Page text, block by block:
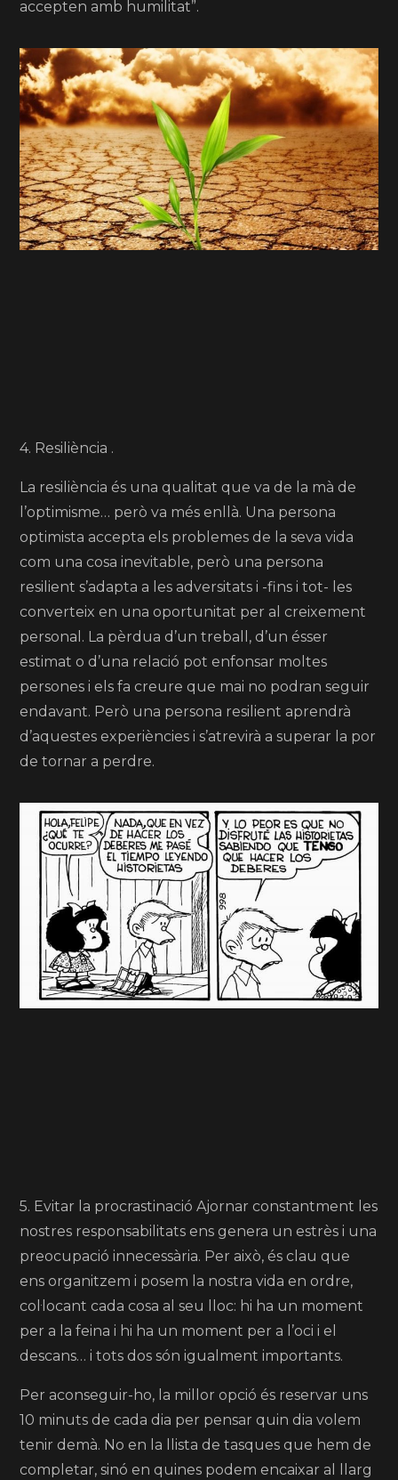
accepten amb humilitat”.
4. Resiliència .
La resiliència és una qualitat que va de la mà de
l’optimisme… però va més enllà. Una persona
optimista accepta els problemes de la seva vida
com una cosa inevitable, però una persona
resilient s’adapta a les adversitats i -fins i tot- les
converteix en una oportunitat per al creixement
personal. La pèrdua d’un treball, d’un ésser
estimat o d’una relació pot enfonsar moltes
persones i els fa creure que mai no podran seguir
endavant. Però una persona resilient aprendrà
d’aquestes experiències i s’atrevirà a superar la por
de tornar a perdre.
5. Evitar la procrastinació Ajornar constantment les
nostres responsabilitats ens genera un estrès i una
preocupació innecessària. Per això, és clau que
ens organitzem i posem la nostra vida en ordre,
col·locant cada cosa al seu lloc: hi ha un moment
per a la feina i hi ha un moment per a l’oci i el
descans… i tots dos són igualment importants.
Per aconseguir-ho, la millor opció és reservar uns
10 minuts de cada dia per pensar quin dia volem
tenir demà. No en la llista de tasques que hem de
completar, sinó en quines podem encaixar al llarg